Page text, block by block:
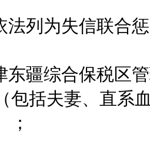
列为失信联合惩
综合保税区管
包括夫妻、直系
；